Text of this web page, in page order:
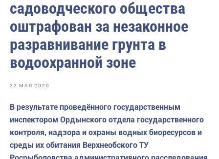
Отраслевые СМИ
Выставки и конференции
Научно-практическая литература
Рыбоохрана России
Большая африканская экспедиция
Укрепление духовно-нравственных ценностей
События в России и мире
садоводческого общества
оштрафован за незаконное
разравнивание грунта в
водоохранной зоне
22 МАЯ 2020
В результате проведённого государственным
инспектором Ордынского отдела государственного
контроля, надзора и охраны водных биоресурсов и
среды их обитания Верхнеобского ТУ